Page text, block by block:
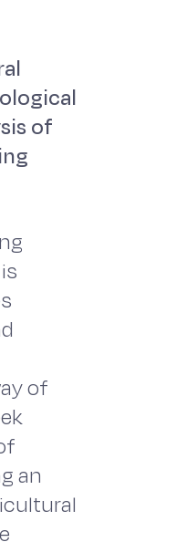
of
of
an